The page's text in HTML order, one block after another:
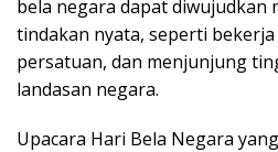
bela negara dapat diwujudkan
tindakan nyata, seperti
persatuan, dan menjunjung
landasan negara.
Upacara Hari Bela Negara